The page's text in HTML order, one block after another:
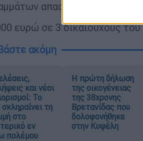
απασχόλησης και
ευρώ σε 3 δικαιούχους
ακόμη
και νέοι
Το
σκληραίνει τη
στο
εν
πολέμου
Η πρώτη δήλωση
της οικογένειας
της 38χρονης
Βρετανίδας που
δολοφονήθηκε
στην Κυψέλη